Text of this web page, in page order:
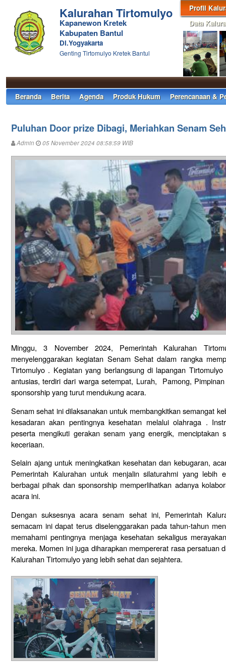
Profil
Data
Kalurahan Tirtomulyo
Kapanewon Kretek
Kabupaten Bantul
DI.Yogyakarta
Genting Tirtomulyo Kretek Bantul
Beranda Berita Agenda Produk Hukum Perencanaan &
Puluhan Door prize Dibagi, Meriahkan Senam
Admin 05 November 2024 08:58:59 WIB
Minggu, 3 November 2024, Pemerintah Kalurahan
menyelenggarakan kegiatan Senam Sehat dalam rangka
Tirtomulyo . Kegiatan yang berlangsung di lapangan
antusias, terdiri dari warga setempat, Lurah, Pamong,
sponsorship yang turut mendukung acara.
Senam sehat ini dilaksanakan untuk membangkitkan semangat
kesadaran akan pentingnya kesehatan melalui olahraga .
peserta mengikuti gerakan senam yang energik, menciptakan
keceriaan.
Selain ajang untuk meningkatkan kesehatan dan kebugaran,
Pemerintah Kalurahan untuk menjalin silaturahmi yang lebih
berbagai pihak dan sponsorship memperlihatkan adanya
acara ini.
Dengan suksesnya acara senam sehat ini, Pemerintah
semacam ini dapat terus diselenggarakan pada tahun-tahun
memahami pentingnya menjaga kesehatan sekaligus
mereka. Momen ini juga diharapkan mempererat rasa persatuan
Kalurahan Tirtomulyo yang lebih sehat dan sejahtera.